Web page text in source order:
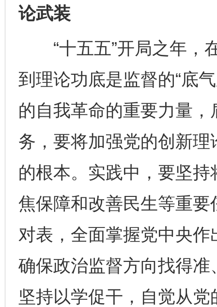
论武装
“十五五”开局之年，
到理论功底是监督的“底
的自我革命的重要力量
务，要将加强党的创新
的根本。实践中，要坚
焦保障和改善民生等重
对表，全面掌握党中央
确保政治监督方向找得
坚持以学促干，自觉从